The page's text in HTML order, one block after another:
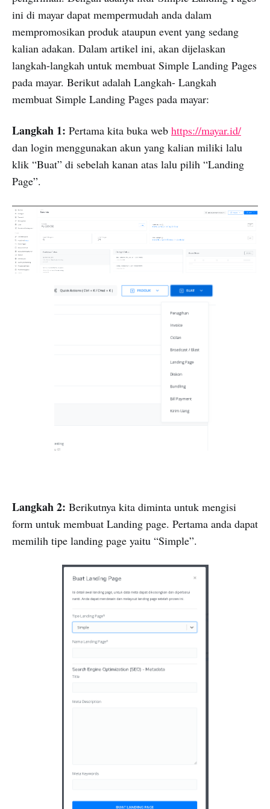
ini di mayar dapat mempermudah anda dalam
mempromosikan produk ataupun event yang sedang
kalian adakan. Dalam artikel ini, akan dijelaskan
langkah-langkah untuk membuat Simple Landing Pages
pada mayar. Berikut adalah Langkah- Langkah
membuat Simple Landing Pages pada mayar:
Langkah 1: Pertama kita buka web https://mayar.id/
dan login menggunakan akun yang kalian miliki lalu
klik “Buat” di sebelah kanan atas lalu pilih “Landing
Page”.
Langkah 2: Berikutnya kita diminta untuk mengisi
form untuk membuat Landing page. Pertama anda dapat
memilih tipe landing page yaitu “Simple”.